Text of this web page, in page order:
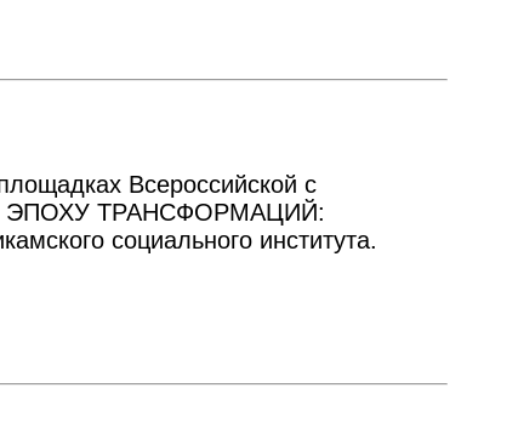
Всероссийской с
В ЭПОХУ ТРАНСФОРМАЦИЙ:
социального института.